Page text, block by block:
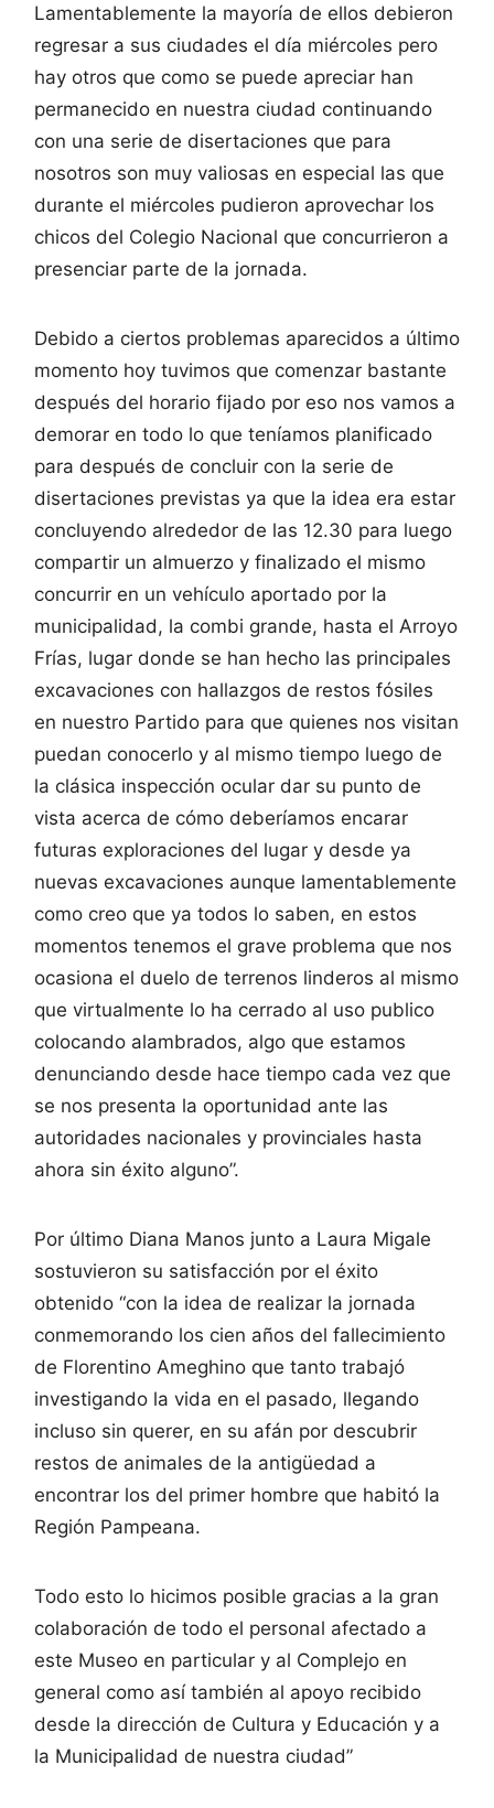
Lamentablemente la mayoría de ellos debieron
regresar a sus ciudades el día miércoles pero
hay otros que como se puede apreciar han
permanecido en nuestra ciudad continuando
con una serie de disertaciones que para
nosotros son muy valiosas en especial las que
durante el miércoles pudieron aprovechar los
chicos del Colegio Nacional que concurrieron a
presenciar parte de la jornada.
Debido a ciertos problemas aparecidos a último
momento hoy tuvimos que comenzar bastante
después del horario fijado por eso nos vamos a
demorar en todo lo que teníamos planificado
para después de concluir con la serie de
disertaciones previstas ya que la idea era estar
concluyendo alrededor de las 12.30 para luego
compartir un almuerzo y finalizado el mismo
concurrir en un vehículo aportado por la
municipalidad, la combi grande, hasta el Arroyo
Frías, lugar donde se han hecho las principales
excavaciones con hallazgos de restos fósiles
en nuestro Partido para que quienes nos visitan
puedan conocerlo y al mismo tiempo luego de
la clásica inspección ocular dar su punto de
vista acerca de cómo deberíamos encarar
futuras exploraciones del lugar y desde ya
nuevas excavaciones aunque lamentablemente
como creo que ya todos lo saben, en estos
momentos tenemos el grave problema que nos
ocasiona el duelo de terrenos linderos al mismo
que virtualmente lo ha cerrado al uso publico
colocando alambrados, algo que estamos
denunciando desde hace tiempo cada vez que
se nos presenta la oportunidad ante las
autoridades nacionales y provinciales hasta
ahora sin éxito alguno”.
Por último Diana Manos junto a Laura Migale
sostuvieron su satisfacción por el éxito
obtenido “con la idea de realizar la jornada
conmemorando los cien años del fallecimiento
de Florentino Ameghino que tanto trabajó
investigando la vida en el pasado, llegando
incluso sin querer, en su afán por descubrir
restos de animales de la antigüedad a
encontrar los del primer hombre que habitó la
Región Pampeana.
Todo esto lo hicimos posible gracias a la gran
colaboración de todo el personal afectado a
este Museo en particular y al Complejo en
general como así también al apoyo recibido
desde la dirección de Cultura y Educación y a
la Municipalidad de nuestra ciudad”